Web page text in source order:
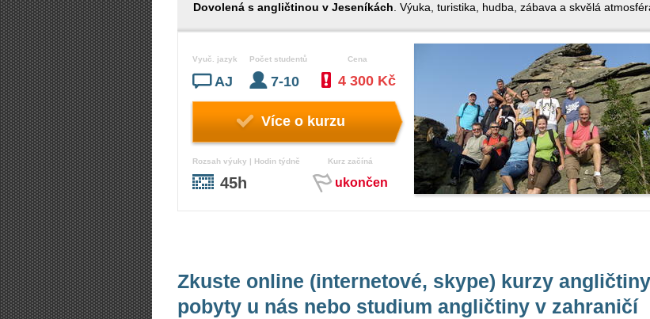
Dovolená s angličtinou v Jeseníkách . Výuka, turistika, hudba, zábava a skvělá
Vyuč. jazyk
AJ
Počet studentů
7-10
Cena
4 300 Kč
Více o kurzu
Rozsah výuky | Hodin týdně
45h
Kurz začíná
ukončen
Zkuste online (internetové, skype) kurzy
pobyty u nás nebo studium angličtiny v zahraničí